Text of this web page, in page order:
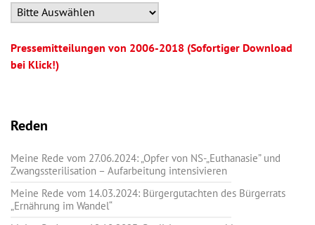
Pressemitteilungen von 2006-2018 (Sofortiger Download
bei Klick!)
Reden
Meine Rede vom 27.06.2024: „Opfer von NS-„Euthanasie” und
Zwangssterilisation – Aufarbeitung intensivieren
Meine Rede vom 14.03.2024: Bürgergutachten des Bürgerrats
„Ernährung im Wandel“